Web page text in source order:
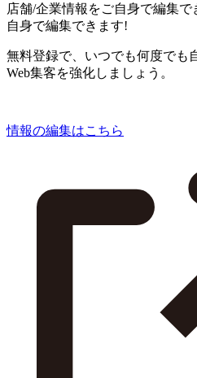
店舗/企業情報をご自身で編集で
自身で編集できます!
無料登録で、いつでも何度でも
Web集客を強化しましょう。
情報の編集はこちら